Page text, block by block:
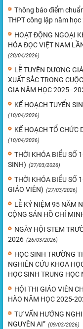
Thông báo điểm
THPT công lập năm
HOẠT ĐỘNG NGOẠI
HÓA ĐỌC VIỆT NAM
(20/04/2026)
LỄ TUYÊN DƯƠNG
XUẤT SẮC TRONG
GIA NĂM HỌC
KẾ HOẠCH TUYỂN
(10/04/2026)
KẾ HOẠCH TỔ CHỨC
(10/04/2026)
THỜI KHÓA BIỂU SỐ
SINH) (27/03/2026)
THỜI KHÓA BIỂU SỐ
GIÁO VIÊN) (27/03/2026)
LỄ KỶ NIỆM 95 NĂM
CỘNG SẢN HỒ CHÍ
NGÀY HỘI STEM
2026 (26/03/2026)
HỌC SINH TRƯỜNG
NGHIÊN CỨU KHOA
HỌC SINH TRUNG
HỘI THI GIÁO VIÊN
HÀO NĂM HỌC 2025-
TƯ VẤN HƯỚNG
NGUYÊN AI” (09/03/2026)